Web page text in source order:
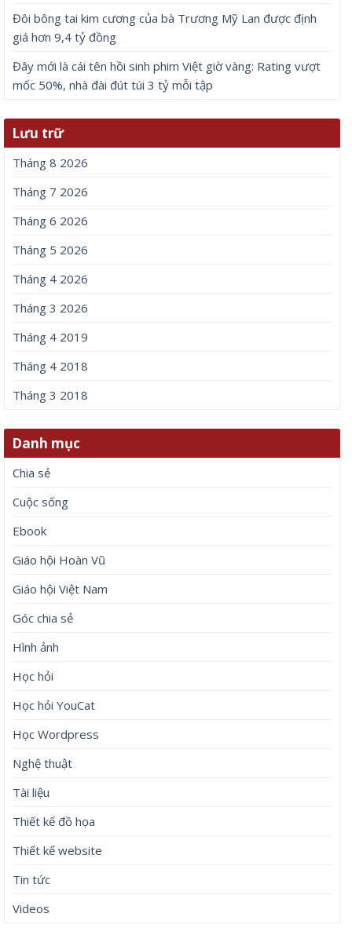
Đôi bông tai kim cương của bà Trương Mỹ Lan được định
giá hơn 9,4 tỷ đồng
Đây mới là cái tên hồi sinh phim Việt giờ vàng: Rating vượt
mốc 50%, nhà đài đút túi 3 tỷ mỗi tập
Lưu trữ
Tháng 8 2026
Tháng 7 2026
Tháng 6 2026
Tháng 5 2026
Tháng 4 2026
Tháng 3 2026
Tháng 4 2019
Tháng 4 2018
Tháng 3 2018
Danh mục
Chia sẻ
Cuộc sống
Ebook
Giáo hội Hoàn Vũ
Giáo hội Việt Nam
Góc chia sẻ
Hình ảnh
Học hỏi
Học hỏi YouCat
Học Wordpress
Nghệ thuật
Tài liệu
Thiết kế đồ họa
Thiết kế website
Tin tức
Videos